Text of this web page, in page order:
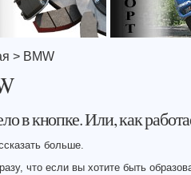
> BMW
в кнопке. Или, как
больше.
что если вы хотите быть